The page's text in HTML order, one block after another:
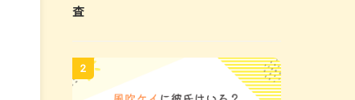
査
2